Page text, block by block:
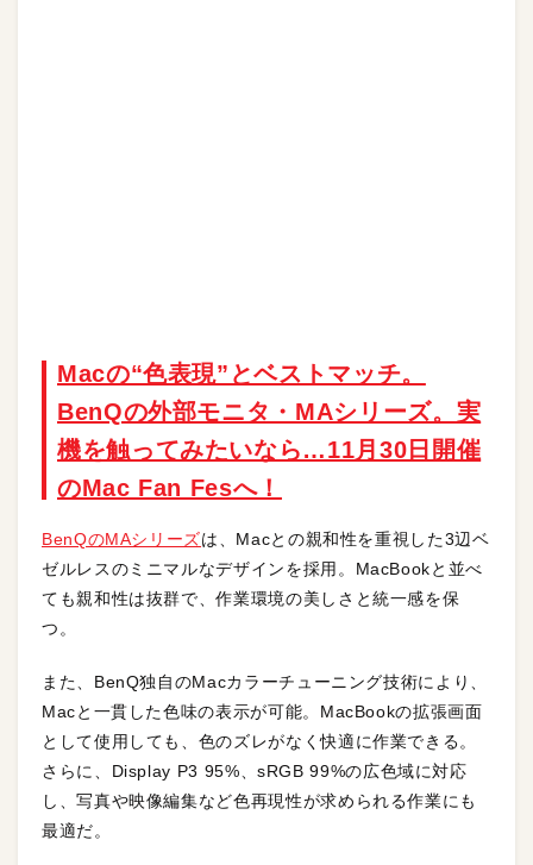
Macの“色表現”とベストマッチ。
BenQの外部モニタ・MAシリーズ。実
機を触ってみたいなら…11月30日開催
のMac Fan Fesへ！
BenQのMAシリーズは、Macとの親和性を重視した3辺ベ
ゼルレスのミニマルなデザインを採用。MacBookと並べ
ても親和性は抜群で、作業環境の美しさと統一感を保
つ。
また、BenQ独自のMacカラーチューニング技術により、
Macと一貫した色味の表示が可能。MacBookの拡張画面
として使用しても、色のズレがなく快適に作業できる。
さらに、Display P3 95%、sRGB 99%の広色域に対応
し、写真や映像編集など色再現性が求められる作業にも
最適だ。